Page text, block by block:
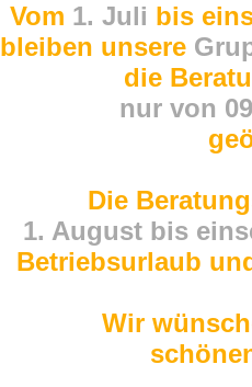
Vom 1. Juli bis
bleiben unsere
die
nur von
Die
1. August bis
Betriebsurlaub
Wir